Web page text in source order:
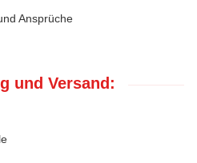
Ansprüche
und Versand: